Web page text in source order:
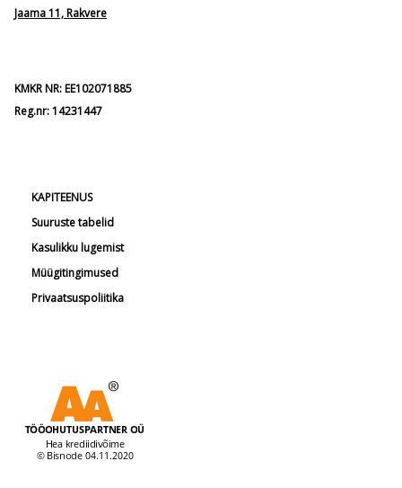
Jaama 11, Rakvere
KMKR NR: EE102071885
Reg.nr: 14231447
KAPITEENUS
Suuruste tabelid
Kasulikku lugemist
Müügitingimused
Privaatsuspoliitika